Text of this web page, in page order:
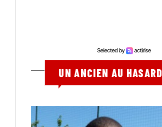
UN ANCIEN AU HASARD